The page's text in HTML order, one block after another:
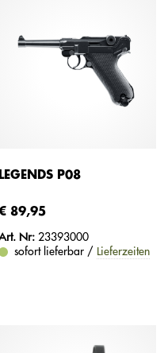
LEGENDS P08
89,95
Nr: 23393000
sofort lieferbar / Lieferzeiten